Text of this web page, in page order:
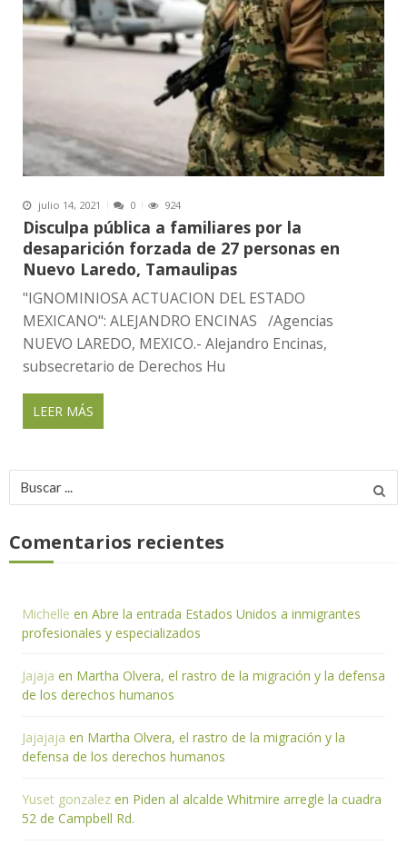
julio 14, 2021 0 924
Disculpa pública a familiares por la
desaparición forzada de 27 personas en
Nuevo Laredo, Tamaulipas
"IGNOMINIOSA ACTUACION DEL ESTADO
MEXICANO": ALEJANDRO ENCINAS /Agencias
NUEVO LAREDO, MEXICO.- Alejandro Encinas,
subsecretario de Derechos Hu
LEER MÁS
Buscar
Comentarios recientes
Michelle en Abre la entrada Estados Unidos a inmigrantes
profesionales y especializados
Jajaja en Martha Olvera, el rastro de la migración y la defensa
de los derechos humanos
Jajajaja en Martha Olvera, el rastro de la migración y la
defensa de los derechos humanos
Yuset gonzalez en Piden al alcalde Whitmire arregle la cuadra
52 de Campbell Rd.